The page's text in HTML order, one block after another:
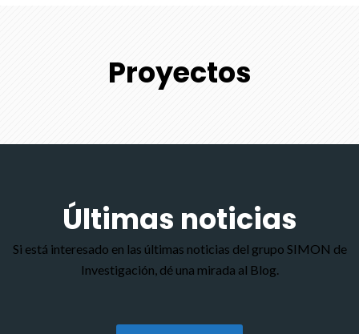
Proyectos
Últimas noticias
Si está interesado en las últimas noticias del grupo SIMON de
Investigación, dé una mirada al Blog.